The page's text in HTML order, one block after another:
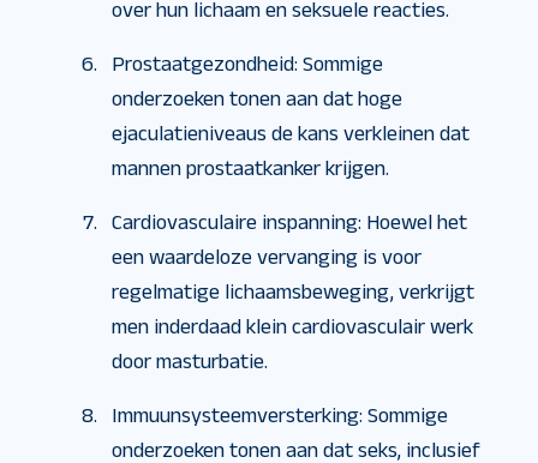
over hun lichaam en seksuele reacties.
Prostaatgezondheid: Sommige
onderzoeken tonen aan dat hoge
ejaculatieniveaus de kans verkleinen dat
mannen prostaatkanker krijgen.
Cardiovasculaire inspanning: Hoewel het
een waardeloze vervanging is voor
regelmatige lichaamsbeweging, verkrijgt
men inderdaad klein cardiovasculair werk
door masturbatie.
Immuunsysteemversterking: Sommige
onderzoeken tonen aan dat seks, inclusief